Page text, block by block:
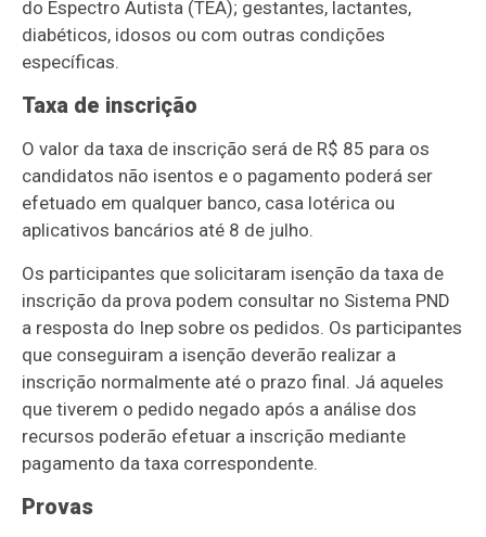
do Espectro Autista (TEA); gestantes, lactantes,
diabéticos, idosos ou com outras condições
específicas.
Taxa de inscrição
O valor da taxa de inscrição será de R$ 85 para os
candidatos não isentos e o pagamento poderá ser
efetuado em qualquer banco, casa lotérica ou
aplicativos bancários até 8 de julho.
Os participantes que solicitaram isenção da taxa de
inscrição da prova podem consultar no Sistema PND
a resposta do Inep sobre os pedidos. Os participantes
que conseguiram a isenção deverão realizar a
inscrição normalmente até o prazo final. Já aqueles
que tiverem o pedido negado após a análise dos
recursos poderão efetuar a inscrição mediante
pagamento da taxa correspondente.
Provas